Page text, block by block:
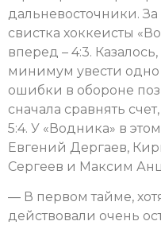
дальневосточники.
свистка хоккеисты
вперед – 4:3.
минимум увести
ошибки в обороне
сначала сравнять
5:4. У «Водника» в
Евгений Дергаев,
Сергеев и Максим
— В первом тайме,
действовали очень